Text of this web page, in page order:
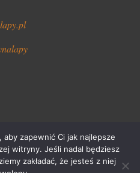
zapewnić Ci jak najlepsze
witryny. Jeśli nadal będziesz
zakładać, że jesteś z niej